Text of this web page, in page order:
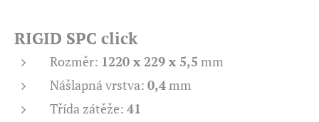
RIGID SPC click
Rozměr: 1220 x 229 x 5,5 mm
Nášlapná vrstva: 0,4mm
Třída zátěže: 41